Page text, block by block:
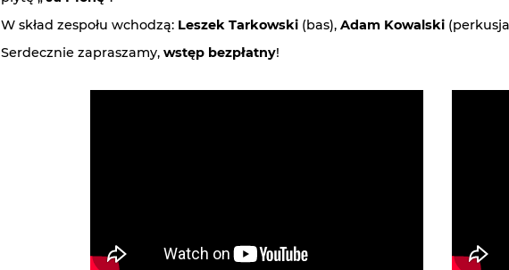
W skład zespołu wchodzą: Leszek Tarkowski (bas), Adam Kowalski
Serdecznie zapraszamy, wstęp bezpłatny!